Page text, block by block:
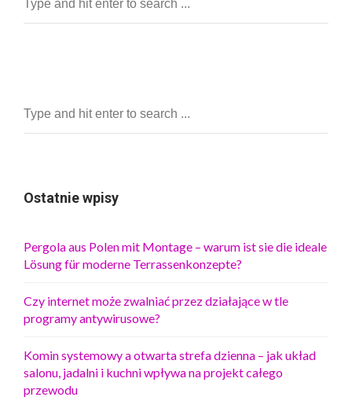
Ostatnie wpisy
Pergola aus Polen mit Montage – warum ist sie die ideale
Lösung für moderne Terrassenkonzepte?
Czy internet może zwalniać przez działające w tle
programy antywirusowe?
Komin systemowy a otwarta strefa dzienna – jak układ
salonu, jadalni i kuchni wpływa na projekt całego
przewodu